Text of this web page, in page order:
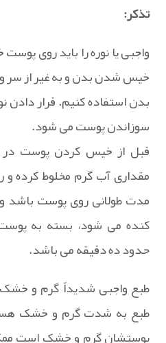
تذکر:
واجبی یا نوره را باید روی
خیس شدن بدن و به غیر از سر و
بدن استفاده کنیم. قرار
سوزاندن پوست می شود.
قبل از خیس کردن پوست در
مقداری آب گرم مخلوط کرده و
مدت طولانی روی پوست باشد
کنده می شود، بسته به
حدود ده دقیقه می باشد.
طبع واجبی شدیداً گرم و خشک
طبع به شدت گرم و خشک
پوستشان گرم و خشک است